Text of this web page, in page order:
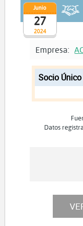
2024
Junio
27
Empresa:
Socio Único
Datos